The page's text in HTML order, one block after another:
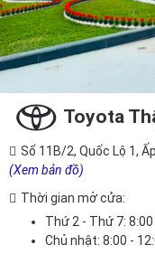
Toyota
Số 11B/2, Quốc Lộ 1,
(Xem bản đồ)
Thời gian mở cửa:
Thứ 2 - Thứ 7: 8:00
Chủ nhật: 8:00 -